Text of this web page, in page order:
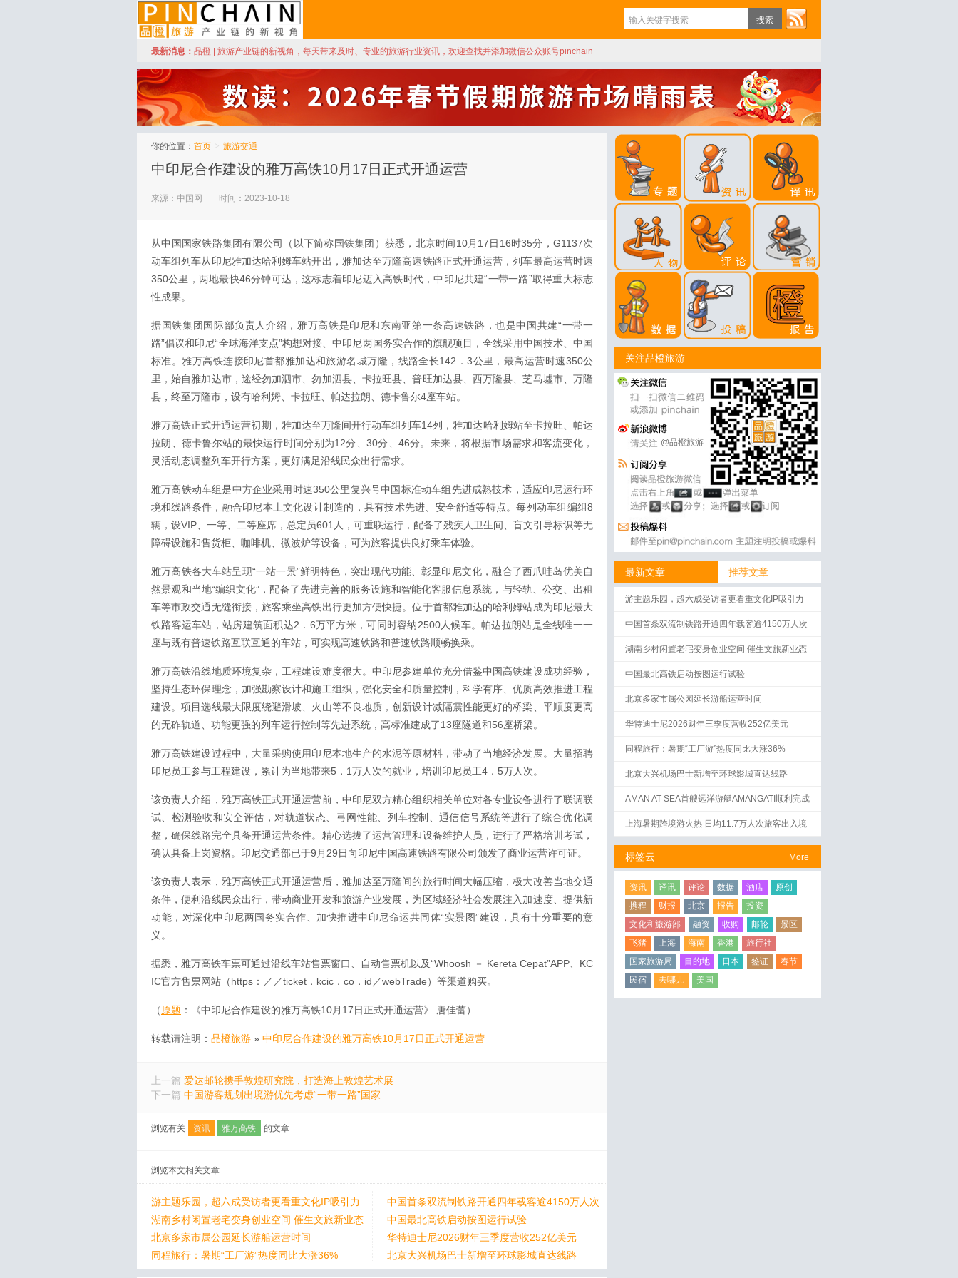
品橙旅游
最新消息： 品橙 | 旅游产业链的新视角，每天带来及时、专业的旅游行业资讯，欢迎查找并添加微信公众账号pinchain
你的位置： 首页 > 旅游交通
中印尼合作建设的雅万高铁10月17日正式开通运营
来源：中国网 时间：2023-10-18
从中国国家铁路集团有限公司（以下简称国铁集团）获悉，北京时间10月17日16时35分，G1137次
动车组列车从印尼雅加达哈利姆车站开出，雅加达至万隆高速铁路正式开通运营，列车最高运营时速
350公里，两地最快46分钟可达，这标志着印尼迈入高铁时代，中印尼共建“一带一路”取得重大标志
性成果。
据国铁集团国际部负责人介绍，雅万高铁是印尼和东南亚第一条高速铁路，也是中国共建“一带一
路”倡议和印尼“全球海洋支点”构想对接、中印尼两国务实合作的旗舰项目，全线采用中国技术、中国
标准。雅万高铁连接印尼首都雅加达和旅游名城万隆，线路全长142．3公里，最高运营时速350公
里，始自雅加达市，途经勿加泗市、勿加泗县、卡拉旺县、普旺加达县、西万隆县、芝马墟市、万隆
县，终至万隆市，设有哈利姆、卡拉旺、帕达拉朗、德卡鲁尔4座车站。
雅万高铁正式开通运营初期，雅加达至万隆间开行动车组列车14列，雅加达哈利姆站至卡拉旺、帕达
拉朗、德卡鲁尔站的最快运行时间分别为12分、30分、46分。未来，将根据市场需求和客流变化，
灵活动态调整列车开行方案，更好满足沿线民众出行需求。
雅万高铁动车组是中方企业采用时速350公里复兴号中国标准动车组先进成熟技术，适应印尼运行环
境和线路条件，融合印尼本土文化设计制造的，具有技术先进、安全舒适等特点。每列动车组编组8
辆，设VIP、一等、二等座席，总定员601人，可重联运行，配备了残疾人卫生间、盲文引导标识等无
障碍设施和售货柜、咖啡机、微波炉等设备，可为旅客提供良好乘车体验。
雅万高铁各大车站呈现“一站一景”鲜明特色，突出现代功能、彰显印尼文化，融合了西爪哇岛优美自
然景观和当地“编织文化”，配备了先进完善的服务设施和智能化客服信息系统，与轻轨、公交、出租
车等市政交通无缝衔接，旅客乘坐高铁出行更加方便快捷。位于首都雅加达的哈利姆站成为印尼最大
铁路客运车站，站房建筑面积达2．6万平方米，可同时容纳2500人候车。帕达拉朗站是全线唯一一
座与既有普速铁路互联互通的车站，可实现高速铁路和普速铁路顺畅换乘。
雅万高铁沿线地质环境复杂，工程建设难度很大。中印尼参建单位充分借鉴中国高铁建设成功经验，
坚持生态环保理念，加强勘察设计和施工组织，强化安全和质量控制，科学有序、优质高效推进工程
建设。项目选线最大限度绕避滑坡、火山等不良地质，创新设计减隔震性能更好的桥梁、平顺度更高
的无砟轨道、功能更强的列车运行控制等先进系统，高标准建成了13座隧道和56座桥梁。
雅万高铁建设过程中，大量采购使用印尼本地生产的水泥等原材料，带动了当地经济发展。大量招聘
印尼员工参与工程建设，累计为当地带来5．1万人次的就业，培训印尼员工4．5万人次。
该负责人介绍，雅万高铁正式开通运营前，中印尼双方精心组织相关单位对各专业设备进行了联调联
试、检测验收和安全评估，对轨道状态、弓网性能、列车控制、通信信号系统等进行了综合优化调
整，确保线路完全具备开通运营条件。精心选拔了运营管理和设备维护人员，进行了严格培训考试，
确认具备上岗资格。印尼交通部已于9月29日向印尼中国高速铁路有限公司颁发了商业运营许可证。
该负责人表示，雅万高铁正式开通运营后，雅加达至万隆间的旅行时间大幅压缩，极大改善当地交通
条件，便利沿线民众出行，带动商业开发和旅游产业发展，为区域经济社会发展注入加速度、提供新
动能，对深化中印尼两国务实合作、加快推进中印尼命运共同体“实景图”建设，具有十分重要的意
义。
据悉，雅万高铁车票可通过沿线车站售票窗口、自动售票机以及“Whoosh － Kereta Cepat”APP、KC
IC官方售票网站（https：／／ticket．kcic．co．id／webTrade）等渠道购买。
（ 原题 ：《中印尼合作建设的雅万高铁10月17日正式开通运营》 唐佳蕾）
转载请注明： 品橙旅游 » 中印尼合作建设的雅万高铁10月17日正式开通运营
上一篇 爱达邮轮携手敦煌研究院，打造海上敦煌艺术展
下一篇 中国游客规划出境游优先考虑“一带一路”国家
浏览有关 资讯 雅万高铁 的文章
浏览本文相关文章
游主题乐园，超六成受访者更看重文化IP吸引力
中国首条双流制铁路开通四年载客逾4150万人次
湖南乡村闲置老宅变身创业空间 催生文旅新业态
中国最北高铁启动按图运行试验
北京多家市属公园延长游船运营时间
华特迪士尼2026财年三季度营收252亿美元
同程旅行：暑期“工厂游”热度同比大涨36%
北京大兴机场巴士新增至环球影城直达线路
关注品橙旅游
@品橙旅游
最新文章 推荐文章
游主题乐园，超六成受访者更看重文化IP吸引力
中国首条双流制铁路开通四年载客逾4150万人次
湖南乡村闲置老宅变身创业空间 催生文旅新业态
中国最北高铁启动按图运行试验
北京多家市属公园延长游船运营时间
华特迪士尼2026财年三季度营收252亿美元
同程旅行：暑期“工厂游”热度同比大涨36%
北京大兴机场巴士新增至环球影城直达线路
AMAN AT SEA首艘远洋游艇AMANGATI顺利完成
上海暑期跨境游火热 日均11.7万人次旅客出入境
More
标签云
资讯 译讯 评论 数据 酒店
原创
携程
财报 北京 报告
投资
文化和旅游部
融资 收购 邮轮
景区
飞猪
上海 海南 香港
旅行社
国家旅游局
目的地 日本 签证
春节
民宿
去哪儿 美国